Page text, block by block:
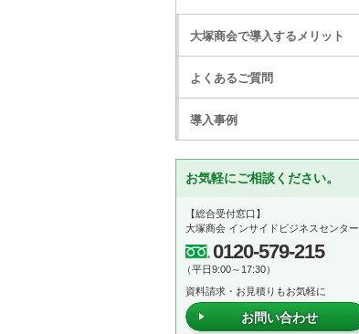
大塚商会で導入するメリット
よくあるご質問
導入事例
お気軽にご相談ください。
【総合受付窓口】
大塚商会 インサイドビジネスセンター
0120-579-215
（平日9:00～17:30）
資料請求・お見積りもお気軽に
お問い合わせ